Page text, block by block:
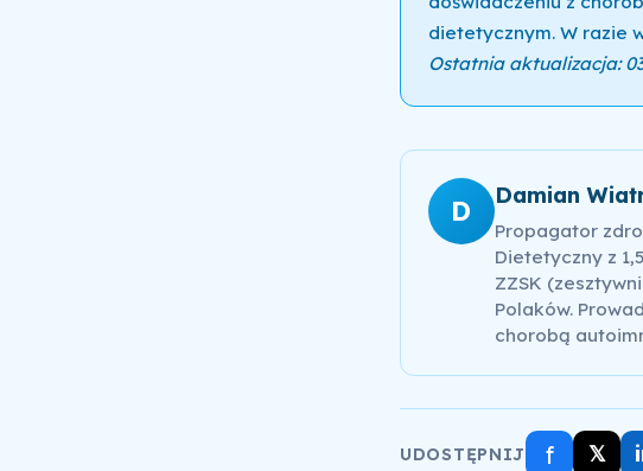
dietetycznym. W razie
Ostatnia aktualizacja:
D Damian
Propagator
Dietetyczny z
ZZSK
Polaków.
chorobą
UDOSTĘPNIJ f 𝕏